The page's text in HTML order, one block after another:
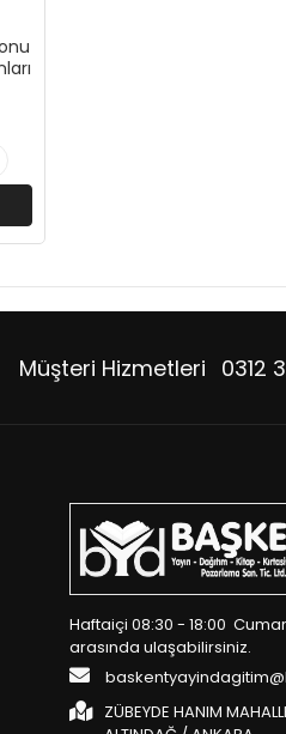
Müşteri Hizmetleri 0312
Haftaiçi 08:30 - 18:00
arasında ulaşabilirsiniz.
ZÜBEYDE HANIM